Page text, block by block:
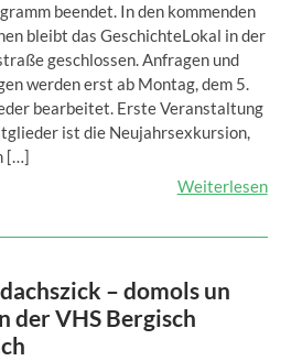
beendet. In den kommenden
bleibt das GeschichteLokal in der
geschlossen. Anfragen und
werden erst ab Montag, dem 5.
bearbeitet. Erste Veranstaltung
ist die Neujahrsexkursion,
[…]
Weiterlesen
– domols un
der VHS Bergisch